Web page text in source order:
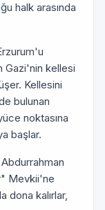
halk arasında
Gazi'nin kellesi
Kellesini
bulunan
noktasına
başlar.
Mevkii'ne
dona kalırlar,